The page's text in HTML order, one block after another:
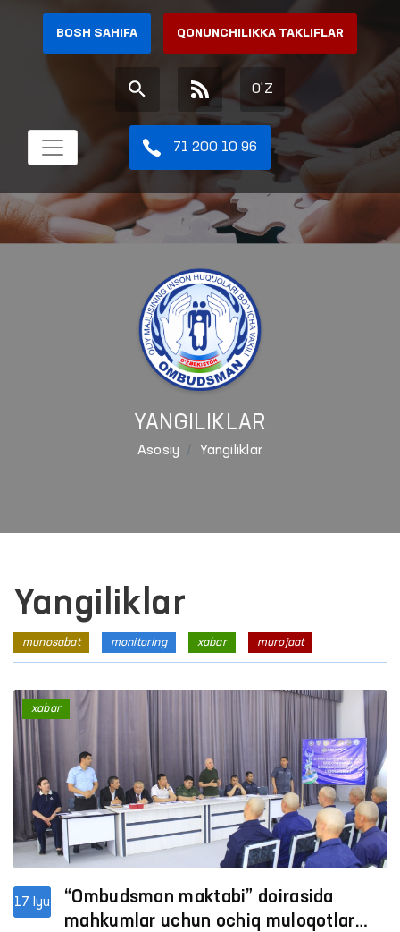
BOSH SAHIFA QONUNCHILIKKA TAKLIFLAR
O'Z
71 200 10 96
YANGILIKLAR
Asosiy Yangiliklar
Yangiliklar
munosabat monitoring xabar murojaat
17 Iyu
“Ombudsman maktabi” doirasida
mahkumlar uchun ochiq muloqotlar
xabar